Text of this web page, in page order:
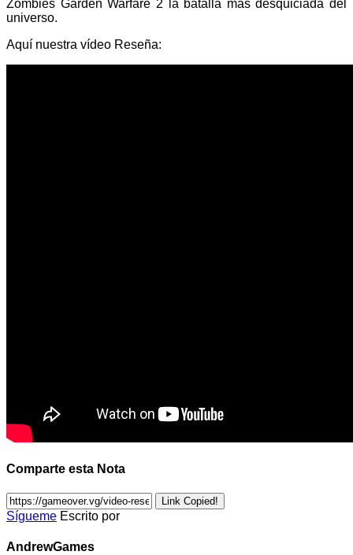
Zombies Garden Warfare 2 la batalla más desquiciada del
universo.
Aquí nuestra vídeo Reseña:
Comparte esta Nota
Link Copied!
Sígueme Escrito por
AndrewGames